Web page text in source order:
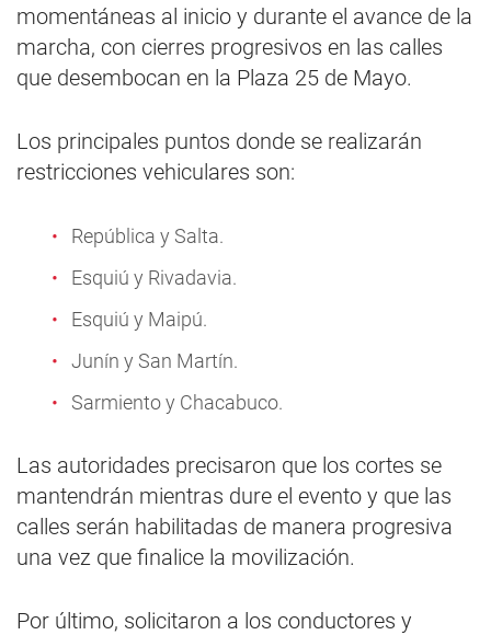
momentáneas al inicio y durante el avance de la
marcha, con cierres progresivos en las calles
que desembocan en la Plaza 25 de Mayo.
Los principales puntos donde se realizarán
restricciones vehiculares son:
República y Salta.
Esquiú y Rivadavia.
Esquiú y Maipú.
Junín y San Martín.
Sarmiento y Chacabuco.
Las autoridades precisaron que los cortes se
mantendrán mientras dure el evento y que las
calles serán habilitadas de manera progresiva
una vez que finalice la movilización.
Por último, solicitaron a los conductores y